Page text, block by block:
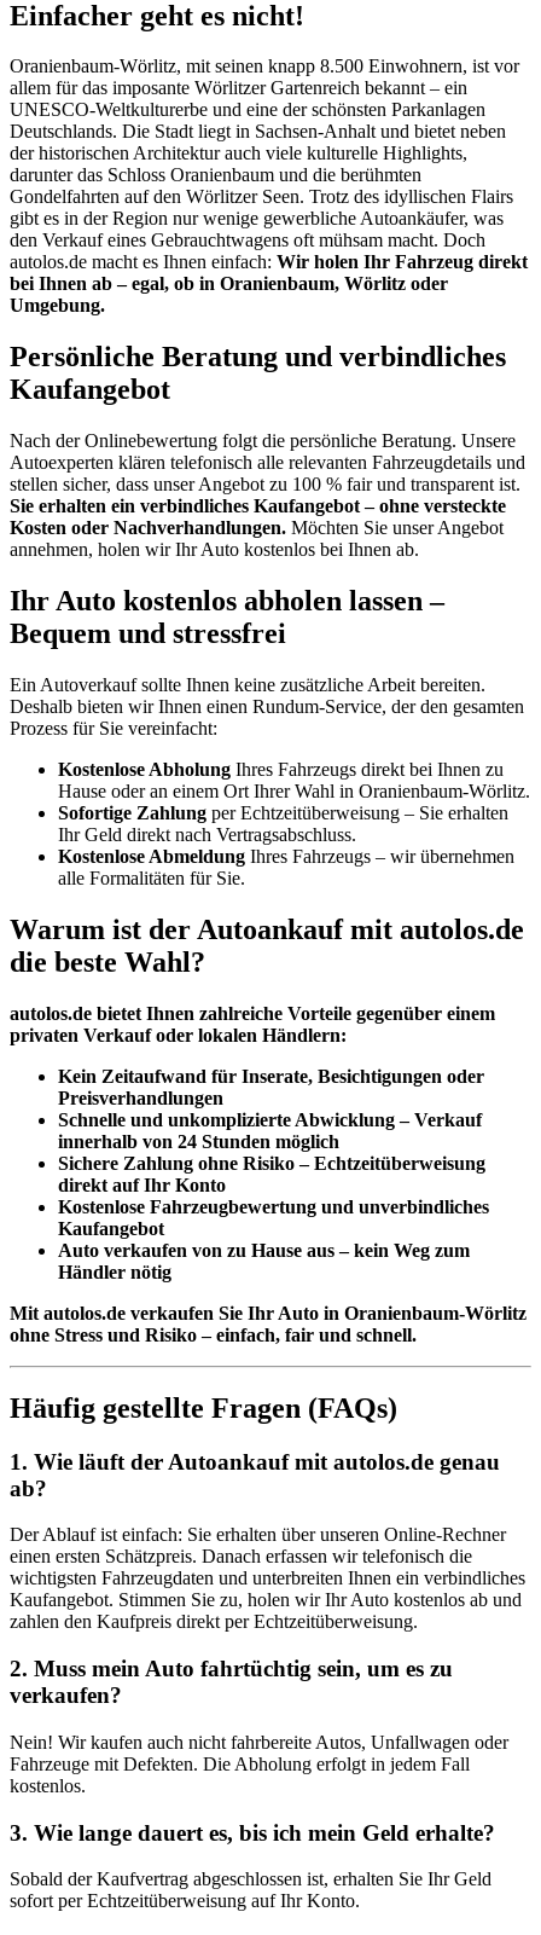
Einfacher geht es nicht!
Oranienbaum-Wörlitz, mit seinen knapp 8.500 Einwohnern, ist vor
allem für das imposante Wörlitzer Gartenreich bekannt – ein
UNESCO-Weltkulturerbe und eine der schönsten Parkanlagen
Deutschlands. Die Stadt liegt in Sachsen-Anhalt und bietet neben
der historischen Architektur auch viele kulturelle Highlights,
darunter das Schloss Oranienbaum und die berühmten
Gondelfahrten auf den Wörlitzer Seen. Trotz des idyllischen Flairs
gibt es in der Region nur wenige gewerbliche Autoankäufer, was
den Verkauf eines Gebrauchtwagens oft mühsam macht. Doch
autolos.de macht es Ihnen einfach: Wir holen Ihr Fahrzeug direkt
bei Ihnen ab – egal, ob in Oranienbaum, Wörlitz oder
Umgebung.
Persönliche Beratung und verbindliches
Kaufangebot
Nach der Onlinebewertung folgt die persönliche Beratung. Unsere
Autoexperten klären telefonisch alle relevanten Fahrzeugdetails und
stellen sicher, dass unser Angebot zu 100 % fair und transparent ist.
Sie erhalten ein verbindliches Kaufangebot – ohne versteckte
Kosten oder Nachverhandlungen. Möchten Sie unser Angebot
annehmen, holen wir Ihr Auto kostenlos bei Ihnen ab.
Ihr Auto kostenlos abholen lassen –
Bequem und stressfrei
Ein Autoverkauf sollte Ihnen keine zusätzliche Arbeit bereiten.
Deshalb bieten wir Ihnen einen Rundum-Service, der den gesamten
Prozess für Sie vereinfacht:
Kostenlose Abholung Ihres Fahrzeugs direkt bei Ihnen zu
Hause oder an einem Ort Ihrer Wahl in Oranienbaum-Wörlitz.
Sofortige Zahlung per Echtzeitüberweisung – Sie erhalten
Ihr Geld direkt nach Vertragsabschluss.
Kostenlose Abmeldung Ihres Fahrzeugs – wir übernehmen
alle Formalitäten für Sie.
Warum ist der Autoankauf mit autolos.de
die beste Wahl?
autolos.de bietet Ihnen zahlreiche Vorteile gegenüber einem
privaten Verkauf oder lokalen Händlern:
Kein Zeitaufwand für Inserate, Besichtigungen oder
Preisverhandlungen
Schnelle und unkomplizierte Abwicklung – Verkauf
innerhalb von 24 Stunden möglich
Sichere Zahlung ohne Risiko – Echtzeitüberweisung
direkt auf Ihr Konto
Kostenlose Fahrzeugbewertung und unverbindliches
Kaufangebot
Auto verkaufen von zu Hause aus – kein Weg zum
Händler nötig
Mit autolos.de verkaufen Sie Ihr Auto in Oranienbaum-Wörlitz
ohne Stress und Risiko – einfach, fair und schnell.
Häufig gestellte Fragen (FAQs)
1. Wie läuft der Autoankauf mit autolos.de genau
ab?
Der Ablauf ist einfach: Sie erhalten über unseren Online-Rechner
einen ersten Schätzpreis. Danach erfassen wir telefonisch die
wichtigsten Fahrzeugdaten und unterbreiten Ihnen ein verbindliches
Kaufangebot. Stimmen Sie zu, holen wir Ihr Auto kostenlos ab und
zahlen den Kaufpreis direkt per Echtzeitüberweisung.
2. Muss mein Auto fahrtüchtig sein, um es zu
verkaufen?
Nein! Wir kaufen auch nicht fahrbereite Autos, Unfallwagen oder
Fahrzeuge mit Defekten. Die Abholung erfolgt in jedem Fall
kostenlos.
3. Wie lange dauert es, bis ich mein Geld erhalte?
Sobald der Kaufvertrag abgeschlossen ist, erhalten Sie Ihr Geld
sofort per Echtzeitüberweisung auf Ihr Konto.